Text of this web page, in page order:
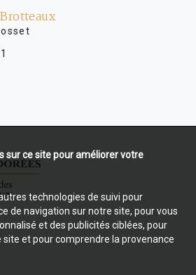
Brosset
sur ce site pour améliorer votre
technologies de suivi pour
de navigation sur notre site, pour vous
et des publicités ciblées, pour
et pour comprendre la provenance